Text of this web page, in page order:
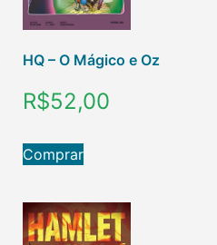
HQ – O Mágico e Oz
R$52,00
Comprar